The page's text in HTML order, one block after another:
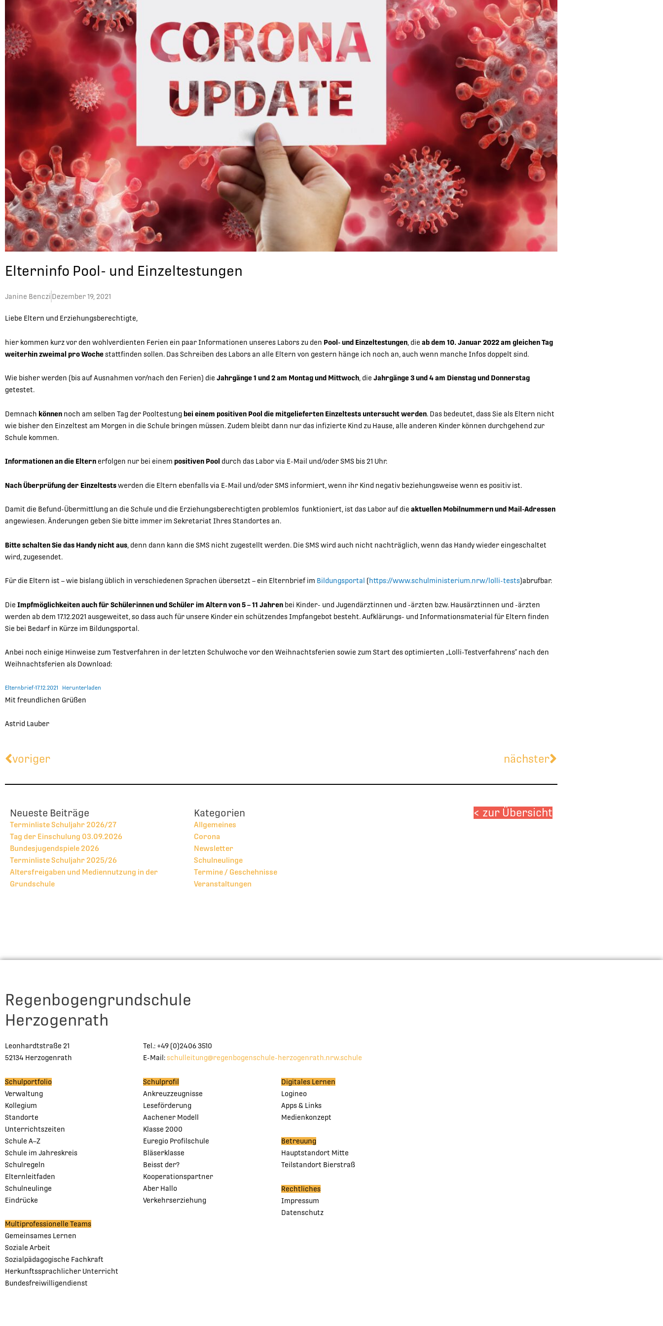
Elterninfo Pool- und Einzeltestungen
Janine Benczi Dezember 19, 2021
Liebe Eltern und Erziehungsberechtigte,
hier kommen kurz vor den wohlverdienten Ferien ein paar Informationen unseres Labors zu den Pool- und Einzeltestungen, die ab dem 10. Januar 2022 am gleichen Tag
weiterhin zweimal pro Wochestattfinden sollen. Das Schreiben des Labors an alle Eltern von gestern hänge ich noch an, auch wenn manche Infos doppelt sind.
Wie bisher werden (bis auf Ausnahmen vor/nach den Ferien) die Jahrgänge 1 und 2 am Montag und Mittwoch, die Jahrgänge 3 und 4 am Dienstag und Donnerstag
getestet.
Demnach können noch am selben Tag der Pooltestung bei einem positiven Pool die mitgelieferten Einzeltests untersucht werden. Das bedeutet, dass Sie als Eltern nicht
wie bisher den Einzeltest am Morgen in die Schule bringen müssen. Zudem bleibt dann nur das infizierte Kind zu Hause, alle anderen Kinder können durchgehend zur
Schule kommen.
Informationen an die Eltern erfolgen nur bei einem positiven Pool durch das Labor via E-Mail und/oder SMS bis 21 Uhr.
Nach Überprüfung der Einzeltestswerden die Eltern ebenfalls via E-Mail und/oder SMS informiert, wenn ihr Kind negativ beziehungsweise wenn es positiv ist.
Damit die Befund-Übermittlung an die Schule und die Erziehungsberechtigten problemlos funktioniert, ist das Labor auf die aktuellen Mobilnummern und Mail-Adressen
angewiesen. Änderungen geben Sie bitte immer im Sekretariat Ihres Standortes an.
Bitte schalten Sie das Handy nicht aus, denn dann kann die SMS nicht zugestellt werden. Die SMS wird auch nicht nachträglich, wenn das Handy wieder eingeschaltet
wird, zugesendet.
Für die Eltern ist – wie bislang üblich in verschiedenen Sprachen übersetzt – ein Elternbrief im Bildungsportal (https://www.schulministerium.nrw/lolli-tests)abrufbar.
Die Impfmöglichkeiten auch für Schülerinnen und Schüler im Altern von 5 – 11 Jahren bei Kinder- und Jugendärztinnen und -ärzten bzw. Hausärztinnen und -ärzten
werden ab dem 17.12.2021 ausgeweitet, so dass auch für unsere Kinder ein schützendes Impfangebot besteht. Aufklärungs- und Informationsmaterial für Eltern finden
Sie bei Bedarf in Kürze im Bildungsportal.
Anbei noch einige Hinweise zum Testverfahren in der letzten Schulwoche vor den Weihnachtsferien sowie zum Start des optimierten „Lolli-Testverfahrens“ nach den
Weihnachtsferien als Download:
Elternbrief-17.12.2021 Herunterladen
Mit freundlichen Grüßen
Astrid Lauber
Zurück
voriger nächsterNächster
Neueste Beiträge
Terminliste Schuljahr 2026/27
Tag der Einschulung 03.09.2026
Bundesjugendspiele 2026
Terminliste Schuljahr 2025/26
Altersfreigaben und Mediennutzung in der
Grundschule
Kategorien
Allgemeines
Corona
Newsletter
Schulneulinge
Termine / Geschehnisse
Veranstaltungen
< zur Übersicht
Regenbogengrundschule
Herzogenrath
Leonhardtstraße 21
52134 Herzogenrath
Tel.: +49 (0)2406 3510
E-Mail:schulleitung@regenbogenschule-herzogenrath.nrw.schule
Schulportfolio
Verwaltung
Kollegium
Standorte
Unterrichtszeiten
Schule A–Z
Schule im Jahreskreis
Schulregeln
Elternleitfaden
Schulneulinge
Eindrücke
Multiprofessionelle Teams
Gemeinsames Lernen
Soziale Arbeit
Sozialpädagogische Fachkraft
Herkunftssprachlicher Unterricht
Bundesfreiwilligendienst
Schulprofil
Ankreuzzeugnisse
Leseförderung
Aachener Modell
Klasse 2000
Euregio Profilschule
Bläserklasse
Beisst der?
Kooperationspartner
Aber Hallo
Verkehrserziehung
Digitales Lernen
Logineo
Apps & Links
Medienkonzept
Betreuung
Hauptstandort Mitte
Teilstandort Bierstraß
Rechtliches
Impressum
Datenschutz